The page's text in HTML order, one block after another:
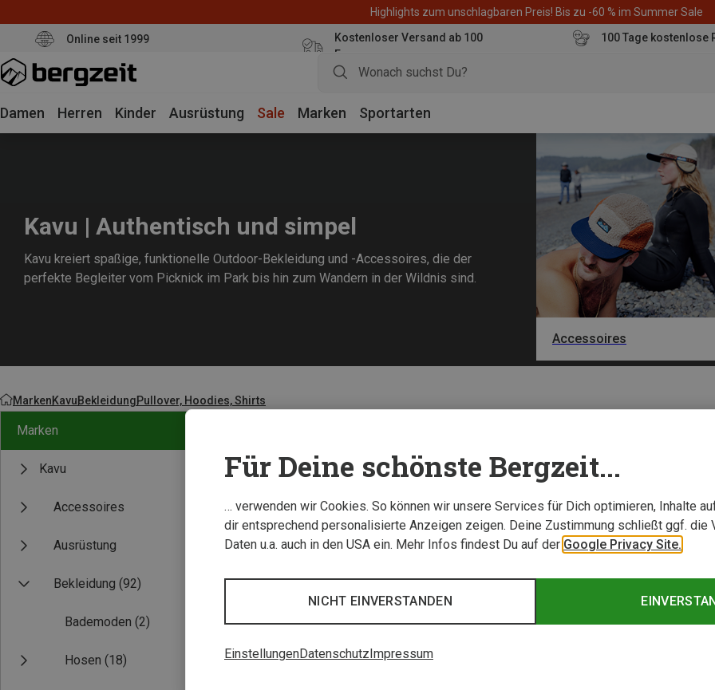
Highlights zum unschlagbaren Preis! Bis zu -60 % im Summer Sale
Online seit 1999
Kostenloser Versand ab 100
Euro
100 Tage kostenlose
Damen Herren Kinder Ausrüstung Sale Marken Sportarten
Kavu | Authentisch und simpel
Kavu kreiert spaßige, funktionelle Outdoor-Bekleidung und -Accessoires, die der
perfekte Begleiter vom Picknick im Park bis hin zum Wandern in der Wildnis sind.
Accessoires
MarkenKavuBekleidungPullover, Hoodies, Shirts
Marken
Kavu
Accessoires
Ausrüstung
Bekleidung (92)
Bademoden (2)
Hosen (18)
Für Deine schönste Bergzeit...
… verwenden wir Cookies. So können wir unsere Services für Dich optimieren, Inhalte
dir entsprechend personalisierte Anzeigen zeigen. Deine Zustimmung schließt ggf. die
Daten u.a. auch in den USA ein. Mehr Infos findest Du auf der Google Privacy Site.
NICHT EINVERSTANDEN
EinstellungenDatenschutzImpressum